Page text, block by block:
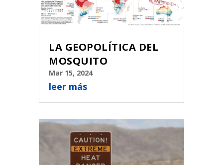
LA GEOPOLÍTICA DEL
MOSQUITO
Mar 15, 2024
leer más